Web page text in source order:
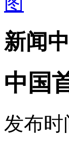
新闻
中国
发布时